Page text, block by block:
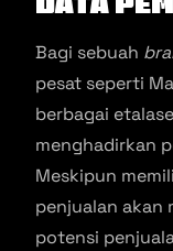
Bagi sebuah
pesat seperti
berbagai
menghadirkan
Meskipun
penjualan akan
potensi